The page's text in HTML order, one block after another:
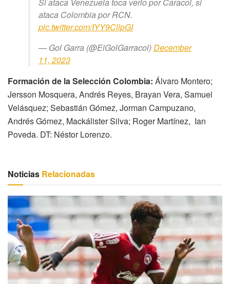
ataca Colombia por RCN.
pic.twitter.com/IYY9CllpGI
— Gol Garra (@ElGolGarracol)December
11, 2023
Formación de la Selección Colombia: Álvaro Montero;
Jersson Mosquera, Andrés Reyes, Brayan Vera, Samuel
Velásquez; Sebastián Gómez, Jorman Campuzano,
Andrés Gómez, Mackálister Silva; Roger Martínez, Ian
Poveda. DT: Néstor Lorenzo.
Noticias Relacionadas